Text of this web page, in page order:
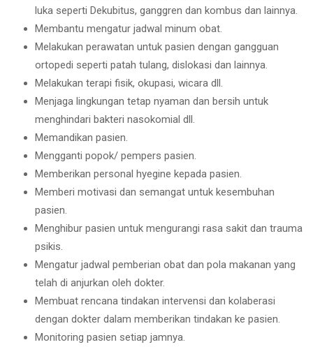
luka seperti Dekubitus, ganggren dan kombus dan lainnya.
Membantu mengatur jadwal minum obat.
Melakukan perawatan untuk pasien dengan gangguan
ortopedi seperti patah tulang, dislokasi dan lainnya.
Melakukan terapi fisik, okupasi, wicara dll.
Menjaga lingkungan tetap nyaman dan bersih untuk
menghindari bakteri nasokomial dll.
Memandikan pasien.
Mengganti popok/ pempers pasien.
Memberikan personal hyegine kepada pasien.
Memberi motivasi dan semangat untuk kesembuhan
pasien.
Menghibur pasien untuk mengurangi rasa sakit dan trauma
psikis.
Mengatur jadwal pemberian obat dan pola makanan yang
telah di anjurkan oleh dokter.
Membuat rencana tindakan intervensi dan kolaberasi
dengan dokter dalam memberikan tindakan ke pasien.
Monitoring pasien setiap jamnya.